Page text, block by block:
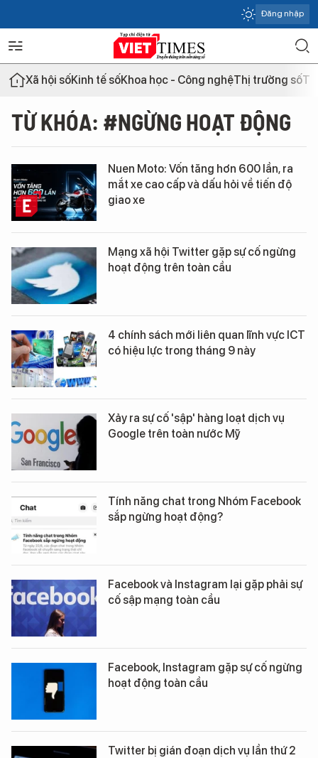
Đăng nhập
Xã hội sốKinh tế sốKhoa học - Công nghệThị trường số
TỪ KHÓA: #NGỪNG HOẠT ĐỘNG
Nuen Moto: Vốn tăng hơn 600 lần, ra
mắt xe cao cấp và dấu hỏi về tiến độ
giao xe
Mạng xã hội Twitter gặp sự cố ngừng
hoạt động trên toàn cầu
4 chính sách mới liên quan lĩnh vực ICT
có hiệu lực trong tháng 9 này
Xảy ra sự cố 'sập' hàng loạt dịch vụ
Google trên toàn nước Mỹ
Tính năng chat trong Nhóm Facebook
sắp ngừng hoạt động?
Facebook và Instagram lại gặp phải sự
cố sập mạng toàn cầu
Facebook, Instagram gặp sự cố ngừng
hoạt động toàn cầu
Twitter bị gián đoạn dịch vụ lần thứ 2